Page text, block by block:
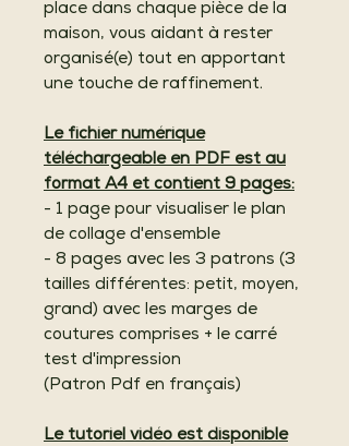
place dans chaque pièce de la
maison, vous aidant à rester
organisé(e) tout en apportant
une touche de raffinement.
Le fichier numérique
téléchargeable en PDF est au
format A4 et contient 9 pages:
- 1 page pour visualiser le plan
de collage d'ensemble
- 8 pages avec les 3 patrons (3
tailles différentes: petit, moyen,
grand) avec les marges de
coutures comprises + le carré
test d'impression
(Patron Pdf en français)
Le tutoriel vidéo est disponible